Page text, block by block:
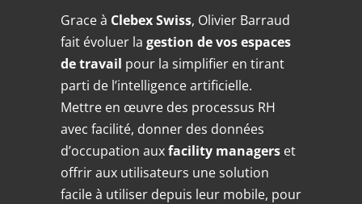
Grace à Clebex Swiss, Olivier Barraud
fait évoluer la gestion de vos espaces
de travail pour la simplifier en tirant
parti de l’intelligence artificielle.
Mettre en œuvre des processus RH
avec facilité, donner des données
d’occupation auxfacility managers et
offrir aux utilisateurs une solution
facile à utiliser depuis leur mobile, pour